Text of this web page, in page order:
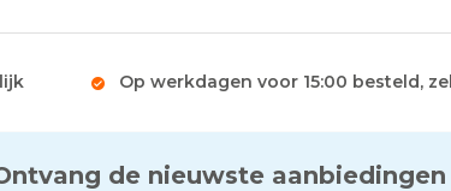
Op werkdagen voor 15:00 besteld,
de nieuwste